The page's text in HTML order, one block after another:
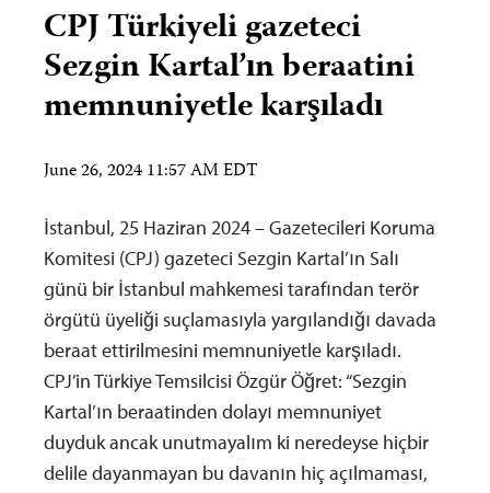
CPJ Türkiyeli gazeteci
Sezgin Kartal’ın beraatini
memnuniyetle karşıladı
June 26, 2024 11:57 AM EDT
İstanbul, 25 Haziran 2024 – Gazetecileri Koruma
Komitesi (CPJ) gazeteci Sezgin Kartal’ın Salı
günü bir İstanbul mahkemesi tarafından terör
örgütü üyeliği suçlamasıyla yargılandığı davada
beraat ettirilmesini memnuniyetle karşıladı.
CPJ’in Türkiye Temsilcisi Özgür Öğret: “Sezgin
Kartal’ın beraatinden dolayı memnuniyet
duyduk ancak unutmayalım ki neredeyse hiçbir
delile dayanmayan bu davanın hiç açılmaması,